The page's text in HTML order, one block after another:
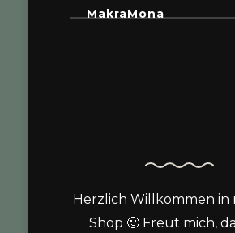
MakraMona
Herzlich Willkommen in
Shop 🙂 Freut mich,